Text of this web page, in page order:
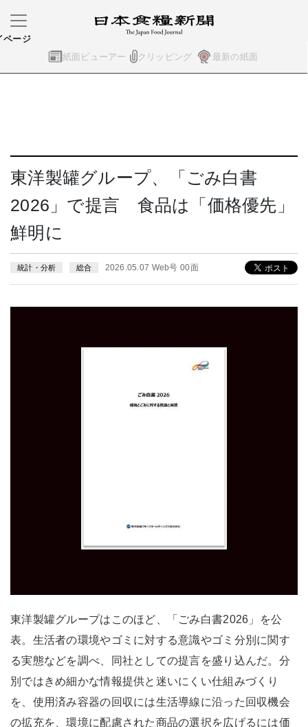
紙面ビューアー クリッピング 最新の紙面
ページ
東洋製罐グループ、「ごみ白書
2026」で提言 食品は「価格優先」
鮮明に
統計・分析 総合 2026.05.07 Web号 00面
東洋製罐グループはこのほど、「ごみ白書2026」を公
表。生活者の環境やゴミに対する意識やゴミ分別に関す
る実態などを調べ、同社としての提言を盛り込んだ。分
別ではきめ細かな情報提供と迷いにくい仕組みづくり
を、使用済み容器の回収には生活導線に沿った回収機会
の拡充を、環境に配慮された商品の選択を広げるには価